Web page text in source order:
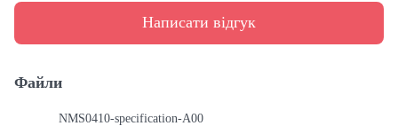
Написати відгук
Файли
NMS0410-specification-A00